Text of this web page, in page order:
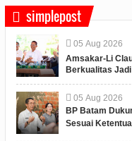
simplepost
05 Aug 2026
Amsakar-Li
Berkualitas
05 Aug 2026
BP Batam
Sesuai